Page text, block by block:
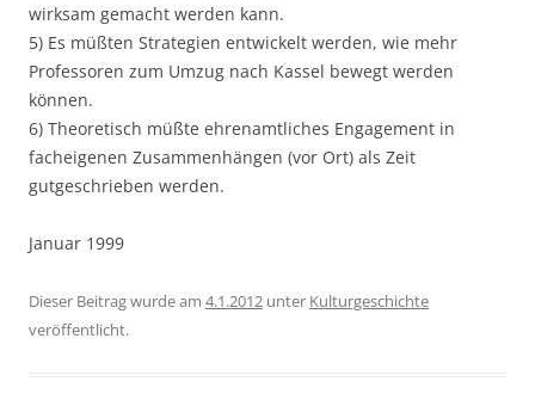
wirksam gemacht werden kann.
5) Es müßten Strategien entwickelt werden, wie mehr
Professoren zum Umzug nach Kassel bewegt werden
können.
6) Theoretisch müßte ehrenamtliches Engagement in
facheigenen Zusammenhängen (vor Ort) als Zeit
gutgeschrieben werden.
Januar 1999
Dieser Beitrag wurde am 4.1.2012 unter Kulturgeschichte
veröffentlicht.